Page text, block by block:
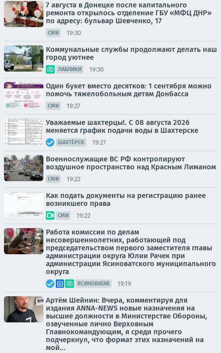
7 августа в Донецке после капитального
ремонта открылось отделение ГБУ «МФЦ ДНР»
по адресу: бульвар Шевченко, 17
СМИ 19:30
Коммунальные службы продолжают делать наш
город уютнее
ПАБЛИКИ 19:30
Один букет вместо десятков: 1 сентября можно
помочь тяжелобольным детям Донбасса
СМИ 19:27
Уважаемые шахтерцы!. С 08 августа 2026
меняется график подачи воды в Шахтерске
ШАХТЁРСК 19:27
Военнослужащие ВС РФ контролируют
воздушное пространство над Красным Лиманом
СМИ 19:22
Как подать документы на регистрацию ранее
возникшего права
СМИ 19:22
Работа комиссии по делам
несовершеннолетних, работающей под
председательством первого заместителя главы
администрации округа Юлии Рачек при
администрации Ясиноватского муниципального
округа
ЯСИНОВАТАЯ 19:19
Артём Шейнин: Вчера, комментируя для
издания ANNA-NEWS новые назначения на
высшие должности в Министерстве Обороны,
озвученные лично Верховным
Главнокомандующим, я среди прочего
подчеркнул, что формат этих назначений на
мой...